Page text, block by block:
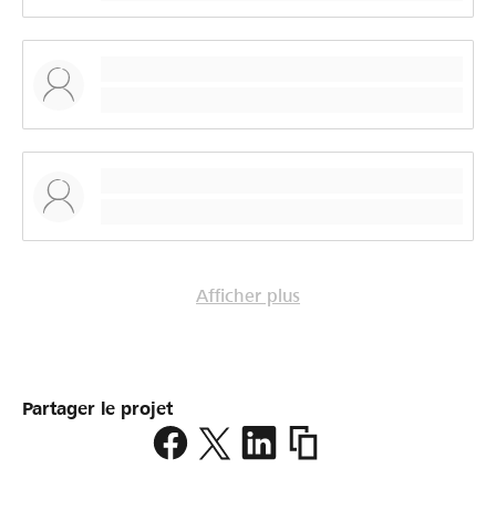
Afficher plus
Partager le projet
https://
fuer-